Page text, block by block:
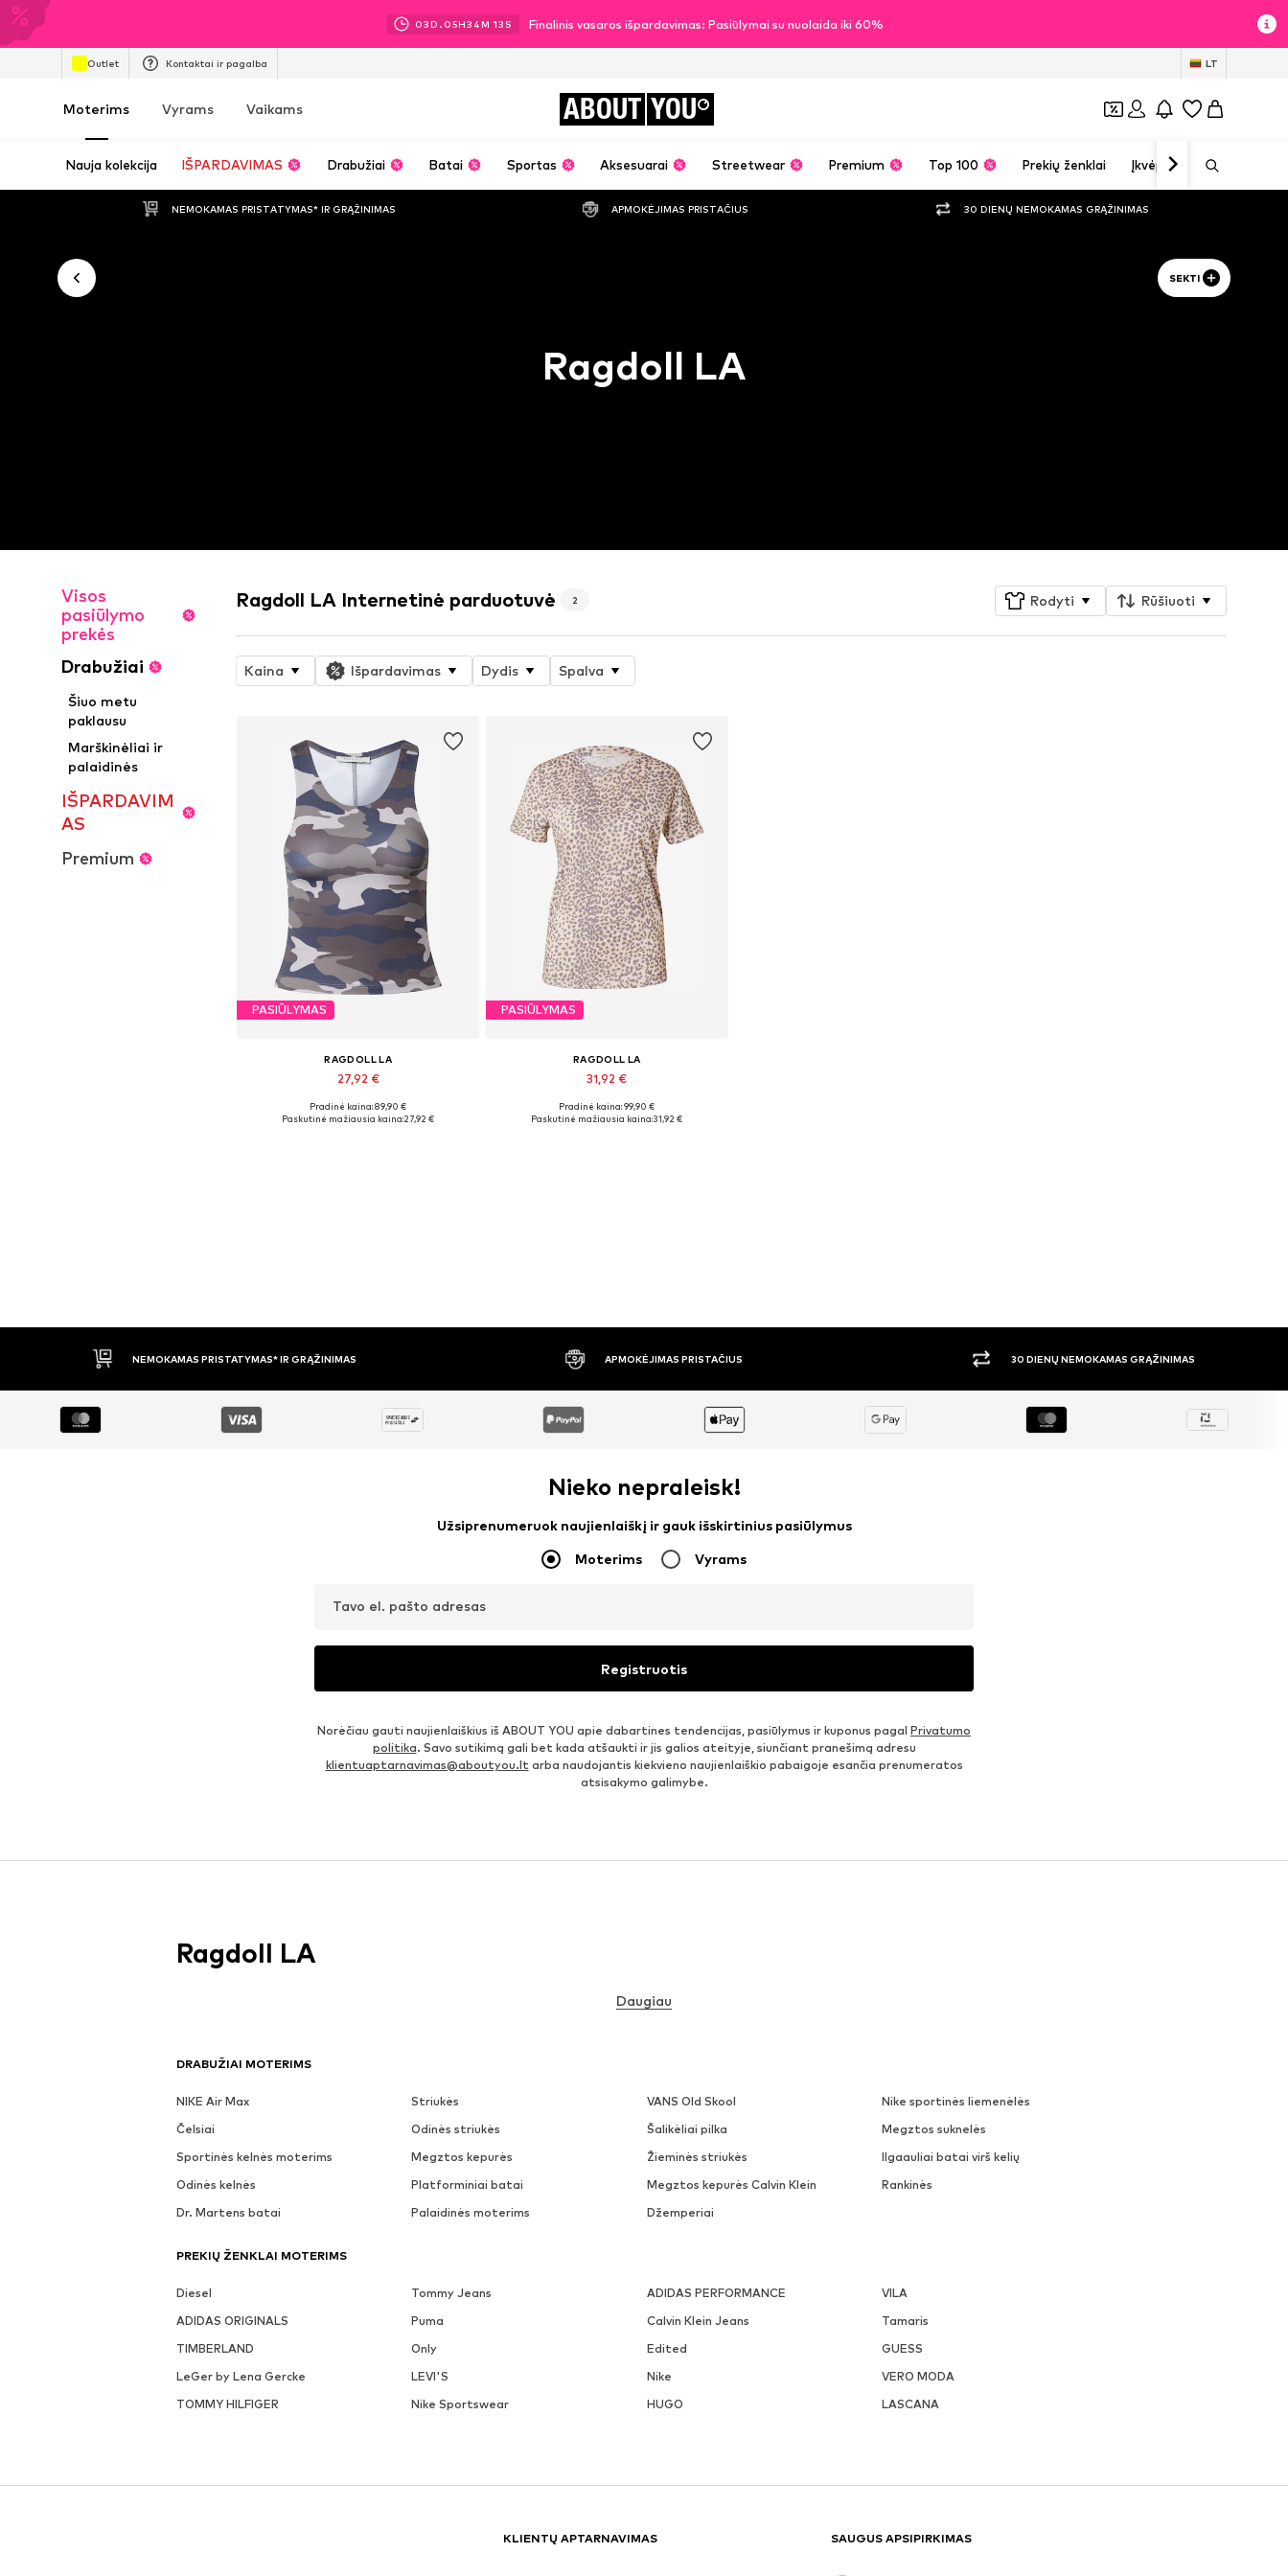
03D. 05H34M 12 S Finalinis vasaros išpardavimas: Pasiūlymai su nuolaida iki 60%
Outlet Kontaktai ir pagalba LT
Moterims Vyrams Vaikams ABOUT YOU
Nauja kolekcija IŠPARDAVIMAS Drabužiai Batai Sportas Aksesuarai Streetwear Premium Top 100 Prekių ženklai Įkvėpimas
NEMOKAMAS PRISTATYMAS* IR GRĄŽINIMAS APMOKĖJIMAS PRISTAČIUS 30 DIENŲ NEMOKAMAS GRĄŽINIMAS
SEKTI
Ragdoll LA
Visos
pasiūlymo
prekės
Drabužiai
Šiuo metu
paklausu
Marškinėliai ir
palaidinės
IŠPARDAVIM
AS
Premium
Ragdoll LA Internetinė parduotuvė 2 Rodyti Rūšiuoti
Kaina Išpardavimas Dydis Spalva
PASIŪLYMAS
RAGDOLL LA
27,92 €
Galimi dydžiai: XS
Pradinė kaina: 89,90 €
Paskutinė mažiausia kaina:27,92 €
PASIŪLYMAS
RAGDOLL LA
31,92 €
Galimi dydžiai: S
Pradinė kaina: 99,90 €
Paskutinė mažiausia kaina:31,92 €
APMOKĖJIMAS PRISTAČIUS 30 DIENŲ NEMOKAMAS GRĄŽINIMAS DIDELIS PASIRINKIMAS
Nieko nepraleisk!
Užsiprenumeruok naujienlaiškį ir gauk išskirtinius pasiūlymus
Moterims Vyrams
Tavo el. pašto adresas
Registruotis
Norėčiau gauti naujienlaiškius iš ABOUT YOU apie dabartines tendencijas, pasiūlymus ir kuponus pagal Privatumo
politika. Savo sutikimą gali bet kada atšaukti ir jis galios ateityje, siunčiant pranešimą adresu
klientuaptarnavimas@aboutyou.ltarba naudojantis kiekvieno naujienlaiškio pabaigoje esančia prenumeratos
atsisakymo galimybe.
DRABUŽIAI MOTERIMS
NIKE Air Max Striukės VANS Old Skool
Nike sportinės liemenėlės
Čelsiai
Odinės striukės Šalikėliai pilka
Megztos suknelės
Sportinės kelnės moterims
Megztos kepurės Žieminės striukės
Ilgaauliai batai virš kelių
Odinės kelnės
Platforminiai batai Megztos kepurės Calvin Klein
Rankinės
Dr. Martens batai
Palaidinės moterims Džemperiai
PREKIŲ ŽENKLAI MOTERIMS
Diesel Tommy Jeans ADIDAS PERFORMANCE
VILA
ADIDAS ORIGINALS
Puma Calvin Klein Jeans
Tamaris
TIMBERLAND
Only Edited
GUESS
LeGer by Lena Gercke
LEVI'S Nike
VERO MODA
TOMMY HILFIGER
Nike Sportswear HUGO LASCANA
KLIENTŲ APTARNAVIMAS SAUGUS APSIPIRKIMAS
Ragdoll LA
Daugiau